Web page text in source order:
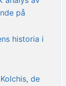
på
historia i
de